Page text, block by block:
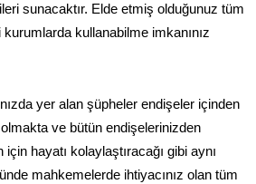
sunacaktır. Elde etmiş olduğunuz tüm
kullanabilme imkanınız
yer alan şüpheler endişeler içinden
olmakta ve bütün endişelerinizden
hayatı kolaylaştıracağı gibi aynı
mahkemelerde ihtiyacınız olan tüm